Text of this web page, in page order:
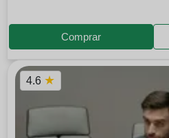
Comprar
4.6 ★